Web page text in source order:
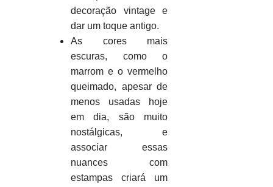
decoração vintage e
dar um toque antigo.
As cores mais
escuras, como o
marrom e o vermelho
queimado, apesar de
menos usadas hoje
em dia, são muito
nostálgicas, e
associar essas
nuances com
estampas criará um